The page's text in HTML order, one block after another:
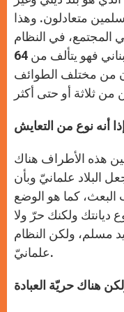
متعادلون. وهذا
المجتمع، في النظام
وفي الدولة. أمّا البرلمان اللبناني فهو يتألف من 64
من مختلف الطوائف
هذه الأطراف هناك
البلاد علمانيّ وبأن
كما هو الوضع
ديانتك ولكنك حرّ ولا
مسلم، ولكن النظام
علمانيّ.